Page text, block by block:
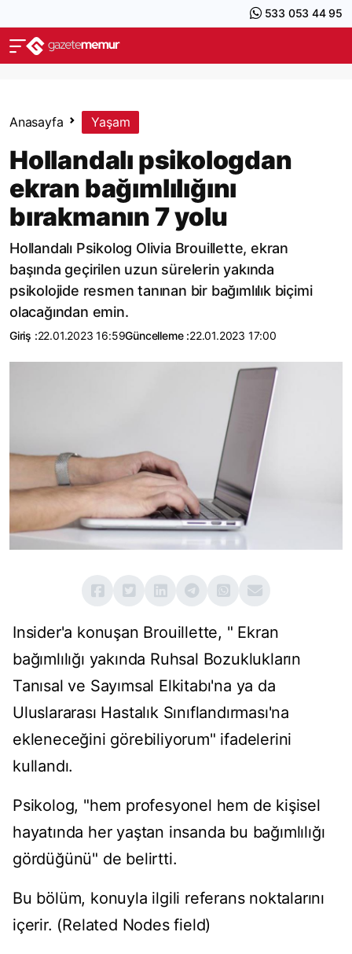
533 053 44 95
Anasayfa Yaşam
Hollandalı psikologdan
ekran bağımlılığını
bırakmanın 7 yolu
Hollandalı Psikolog Olivia Brouillette, ekran
başında geçirilen uzun sürelerin yakında
psikolojide resmen tanınan bir bağımlılık biçimi
olacağından emin.
Giriş :22.01.2023 16:59Güncelleme :22.01.2023 17:00
Insider'a konuşan Brouillette, " Ekran
bağımlılığı yakında Ruhsal Bozuklukların
Tanısal ve Sayımsal Elkitabı'na ya da
Uluslararası Hastalık Sınıflandırması'na
ekleneceğini görebiliyorum" ifadelerini
kullandı.
Psikolog, "hem profesyonel hem de kişisel
hayatında her yaştan insanda bu bağımlılığı
gördüğünü" de belirtti.
Bu bölüm, konuyla ilgili referans noktalarını
içerir. (Related Nodes field)